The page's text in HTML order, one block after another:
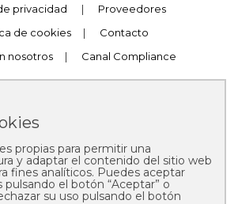
privacidad
|
Proveedores
de cookies
|
Contacto
nosotros
| Canal Compliance
© 2025 Pastelería Mallorca
propias para permitir una
y adaptar el contenido del sitio web
fines analíticos. Puedes aceptar
pulsando el botón “Aceptar” o
su uso pulsando el botón